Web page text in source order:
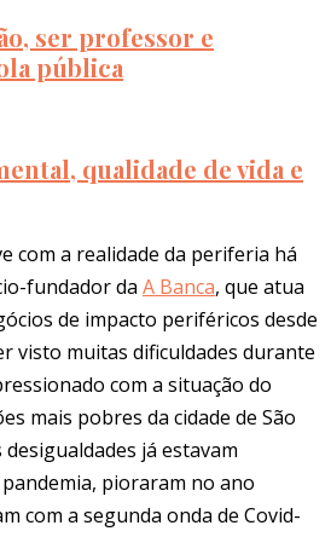
ser professor e
pública
qualidade de vida e
com a realidade da periferia há
fundador da A Banca, que atua
de impacto periféricos desde
visto muitas dificuldades durante
com a situação do
mais pobres da cidade de São
desigualdades já estavam
pioraram no ano
com a segunda onda de Covid-